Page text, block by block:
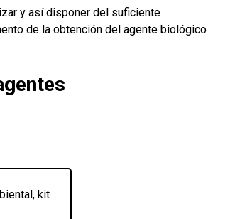
y así disponer del suficiente
de la obtención del agente biológico
kit